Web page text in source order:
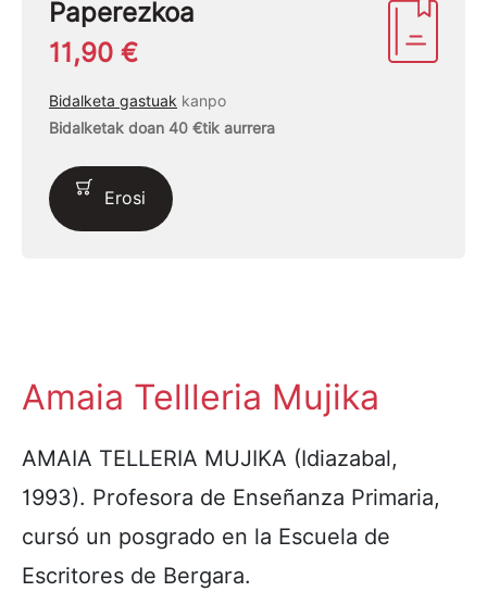
Paperezkoa
11,90 €
Bidalketa gastuak kanpo
Bidalketak doan 40 €tik aurrera
Erosi
Amaia Tellleria Mujika
AMAIA TELLERIA MUJIKA (Idiazabal,
1993). Profesora de Enseñanza Primaria,
cursó un posgrado en la Escuela de
Escritores de Bergara.